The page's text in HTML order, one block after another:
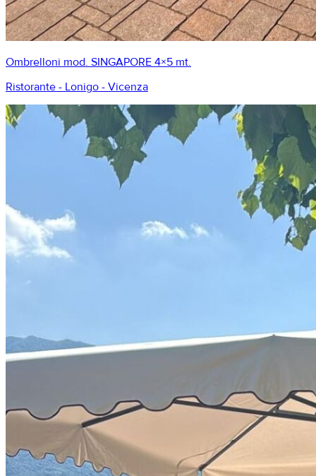
Ombrelloni mod. SINGAPORE 4×5 mt.
Ristorante - Lonigo - Vicenza